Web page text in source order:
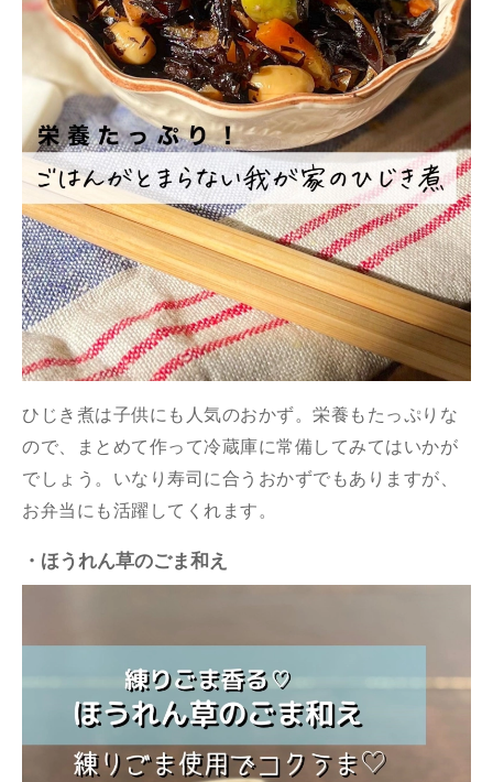
ひじき煮は子供にも人気のおかず。栄養もたっぷりな
ので、まとめて作って冷蔵庫に常備してみてはいかが
でしょう。いなり寿司に合うおかずでもありますが、
お弁当にも活躍してくれます。
・ほうれん草のごま和え